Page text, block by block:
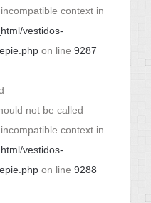
context in
vestidos-
on line 9287
not be called
context in
vestidos-
on line 9288